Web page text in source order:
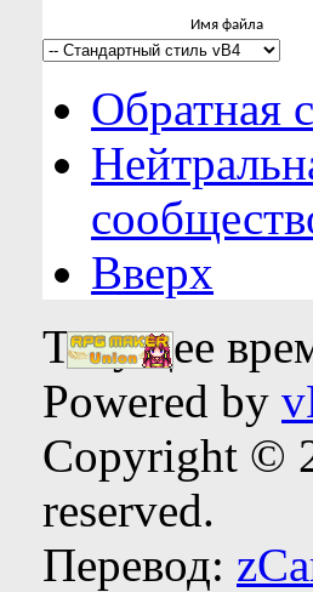
Имя файла
Обратная
Вверх
Текущее
Powered by
Copyright ©
reserved.
Перевод: